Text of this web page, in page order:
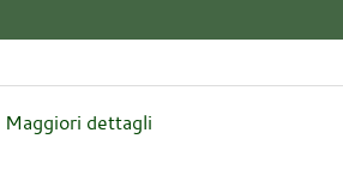
Maggiori dettagli